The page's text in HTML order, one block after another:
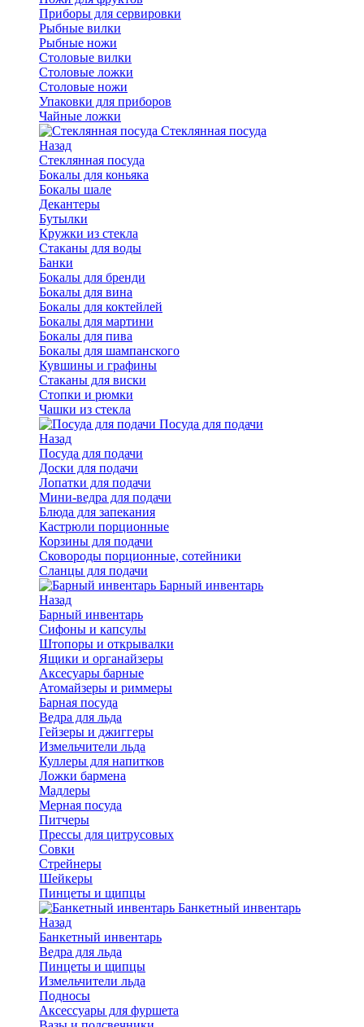
Приборы для сервировки
Рыбные вилки
Рыбные ножи
Столовые вилки
Столовые ложки
Столовые ножи
Упаковки для приборов
Чайные ложки
Стеклянная посуда
Назад
Стеклянная посуда
Бокалы для коньяка
Бокалы шале
Декантеры
Бутылки
Кружки из стекла
Стаканы для воды
Банки
Бокалы для бренди
Бокалы для вина
Бокалы для коктейлей
Бокалы для мартини
Бокалы для пива
Бокалы для шампанского
Кувшины и графины
Стаканы для виски
Стопки и рюмки
Чашки из стекла
Посуда для подачи
Назад
Посуда для подачи
Доски для подачи
Лопатки для подачи
Мини-ведра для подачи
Блюда для запекания
Кастрюли порционные
Корзины для подачи
Сковороды порционные, сотейники
Сланцы для подачи
Барный инвентарь
Назад
Барный инвентарь
Сифоны и капсулы
Штопоры и открывалки
Ящики и органайзеры
Аксесуары барные
Атомайзеры и риммеры
Барная посуда
Ведра для льда
Гейзеры и джиггеры
Измельчители льда
Куллеры для напитков
Ложки бармена
Мадлеры
Мерная посуда
Питчеры
Прессы для цитрусовых
Совки
Стрейнеры
Шейкеры
Пинцеты и щипцы
Банкетный инвентарь
Назад
Банкетный инвентарь
Ведра для льда
Пинцеты и щипцы
Измельчители льда
Подносы
Аксессуары для фуршета